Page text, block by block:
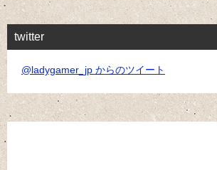
twitter
@ladygamer_jp からのツイート